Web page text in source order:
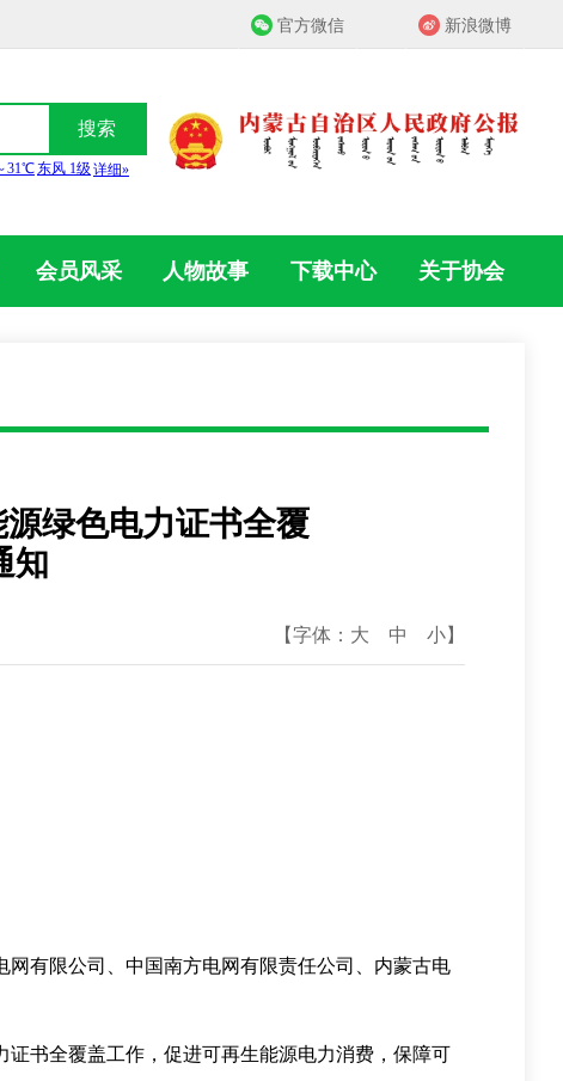
官方微信 新浪微博
搜索
会员风采 人物故事 下载中心 关于协会
绿色电力证书全覆
知
【字体： 大 中 小】
有限公司、中国南方电网有限责任公司、内蒙古电
书全覆盖工作，促进可再生能源电力消费，保障可